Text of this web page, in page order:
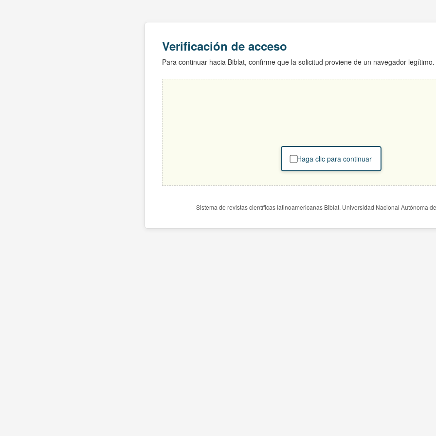
Verificación de acceso
Para continuar hacia Biblat, confirme que la solicitud proviene de un navegador legítimo.
Haga clic para continuar
Sistema de revistas científicas latinoamericanas Biblat. Universidad Nacional Autónoma